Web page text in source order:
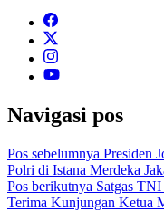
Navigasi pos
Pos sebelumnya Presiden
Polri di Istana Merdeka
Pos berikutnya Satgas
Terima Kunjungan Ketua